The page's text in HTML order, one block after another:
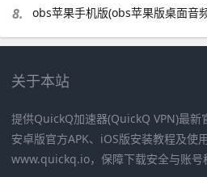
8. obs苹果手机版(obs苹果版桌面音
关于本站
提供QuickQ加速器(QuickQ VPN)最
安卓版官方APK、iOS版安装教程及使
www.quickq.io，保障下载安全与账号